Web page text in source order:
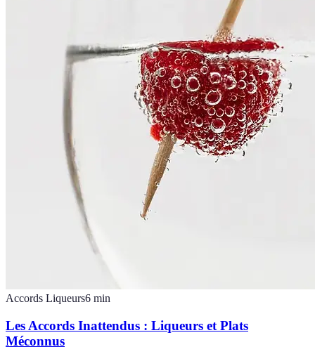
Accords Liqueurs6 min
Les Accords Inattendus : Liqueurs et Plats
Méconnus